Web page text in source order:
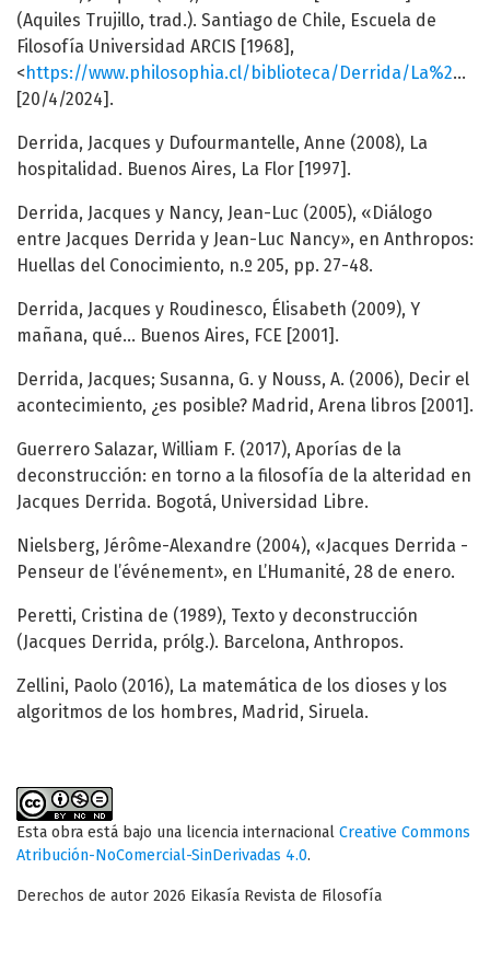
(Aquiles Trujillo, trad.). Santiago de Chile, Escuela de
Filosofía Universidad ARCIS [1968],
<https://www.philosophia.cl/biblioteca/Derrida/La%20Diferencia.pdf
[20/4/2024].
Derrida, Jacques y Dufourmantelle, Anne (2008), La
hospitalidad. Buenos Aires, La Flor [1997].
Derrida, Jacques y Nancy, Jean-Luc (2005), «Diálogo
entre Jacques Derrida y Jean-Luc Nancy», en Anthropos:
Huellas del Conocimiento, n.º 205, pp. 27-48.
Derrida, Jacques y Roudinesco, Élisabeth (2009), Y
mañana, qué… Buenos Aires, FCE [2001].
Derrida, Jacques; Susanna, G. y Nouss, A. (2006), Decir el
acontecimiento, ¿es posible? Madrid, Arena libros [2001].
Guerrero Salazar, William F. (2017), Aporías de la
deconstrucción: en torno a la filosofía de la alteridad en
Jacques Derrida. Bogotá, Universidad Libre.
Nielsberg, Jérôme-Alexandre (2004), «Jacques Derrida -
Penseur de l’événement», en L’Humanité, 28 de enero.
Peretti, Cristina de (1989), Texto y deconstrucción
(Jacques Derrida, prólg.). Barcelona, Anthropos.
Zellini, Paolo (2016), La matemática de los dioses y los
algoritmos de los hombres, Madrid, Siruela.
Esta obra está bajo una licencia internacional Creative Commons
Atribución-NoComercial-SinDerivadas 4.0.
Derechos de autor 2026 Eikasía Revista de Filosofía